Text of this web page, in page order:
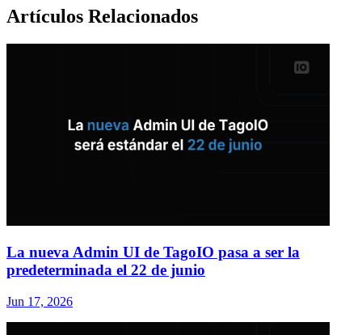
Artículos Relacionados
La nueva Admin UI de TagoIO pasa a ser la
predeterminada el 22 de junio
Jun 17, 2026